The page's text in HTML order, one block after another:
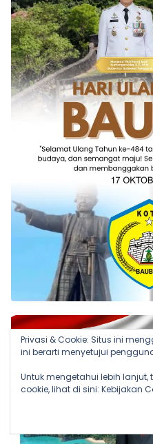
Privasi & Cookie: Situs ini
ini berarti menyetujui
Untuk mengetahui lebih
cookie, lihat di sini: Kebijakan